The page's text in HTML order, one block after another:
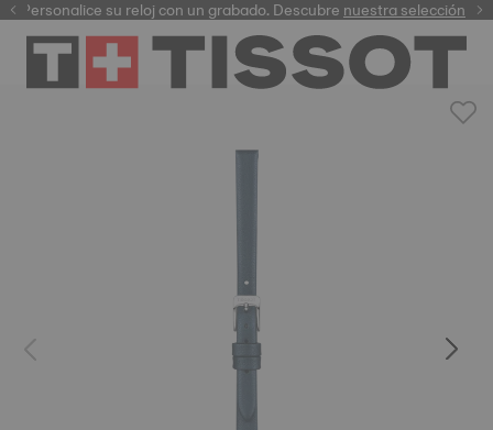
Personalice su reloj con un grabado. Descubrenuestra selección
garantía digital